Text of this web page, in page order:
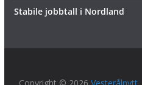
Stabile jobbtall i Nordland
Copyright © 2026Vesterålnytt